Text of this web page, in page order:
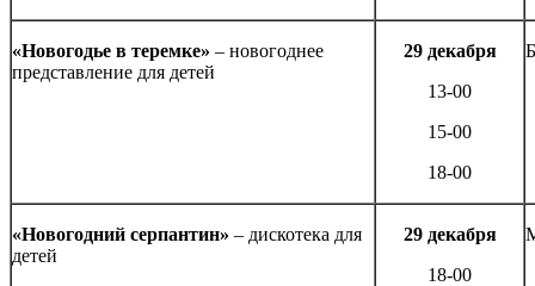
«Новогодье в теремке» – новогоднее
представление для детей
29 декабря
13-00
15-00
18-00
«Новогодний серпантин» – дискотека для
детей
29 декабря
18-00